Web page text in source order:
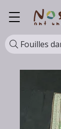
Fouilles